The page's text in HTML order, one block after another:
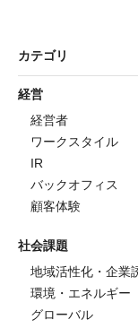
カテゴリ
経営
経営者
ワークスタイル
IR
バックオフィス
顧客体験
社会課題
地域活性化・企業
環境・エネルギー
グローバル